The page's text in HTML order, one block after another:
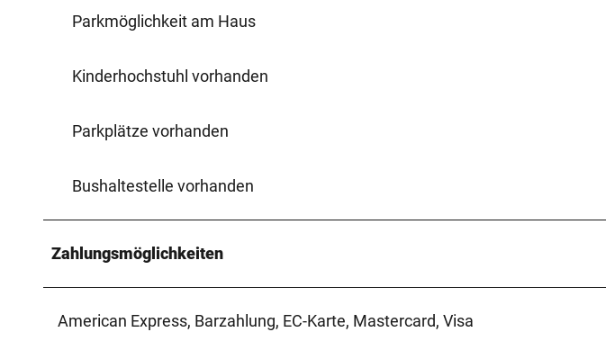
Parkmöglichkeit am Haus
Kinderhochstuhl vorhanden
Parkplätze vorhanden
Bushaltestelle vorhanden
Zahlungsmöglichkeiten
American Express, Barzahlung, EC-Karte, Mastercard, Visa